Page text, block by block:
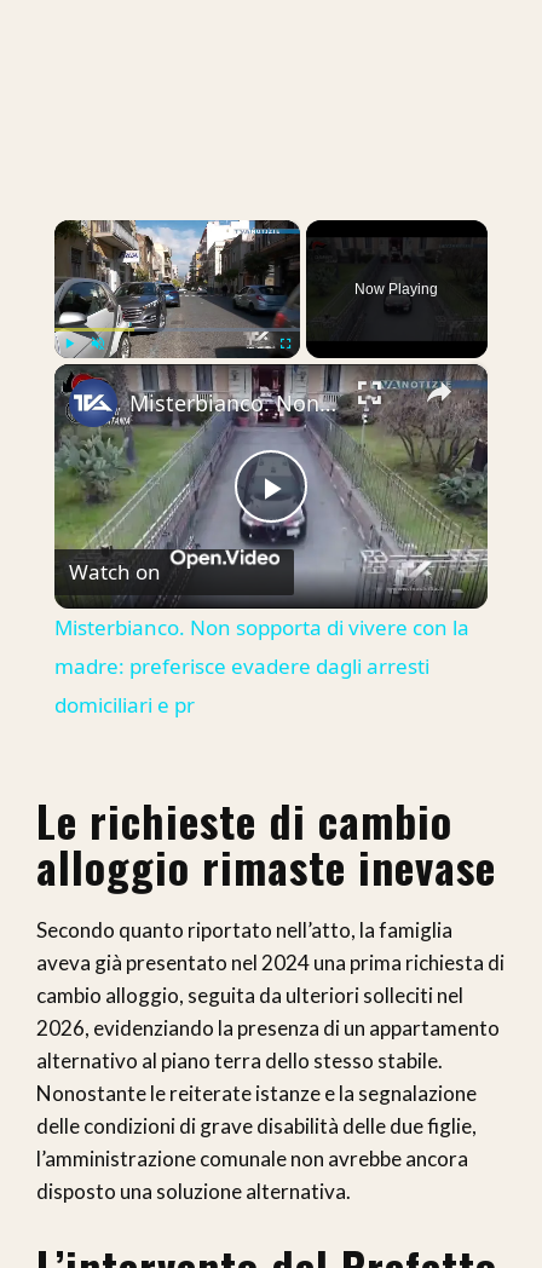
×
Play Unmute Fullscreen
Now Playing
×
Play
Video
Misterbianco. Non sopporta di vivere con la madre: preferisce evadere dagli arresti domiciliari e pr
Watch on
Misterbianco. Non sopporta di vivere con la
madre: preferisce evadere dagli arresti
domiciliari e pr
Le richieste di cambio
alloggio rimaste inevase
Secondo quanto riportato nell’atto, la famiglia
aveva già presentato nel 2024 una prima richiesta di
cambio alloggio, seguita da ulteriori solleciti nel
2026, evidenziando la presenza di un appartamento
alternativo al piano terra dello stesso stabile.
Nonostante le reiterate istanze e la segnalazione
delle condizioni di grave disabilità delle due figlie,
l’amministrazione comunale non avrebbe ancora
disposto una soluzione alternativa.